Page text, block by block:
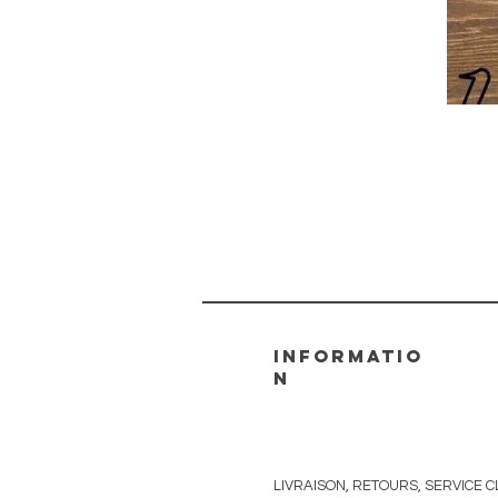
informatio
n
LIVRAISON, RETOURS, SERVICE